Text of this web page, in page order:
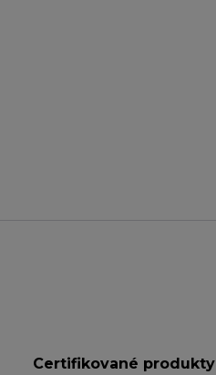
Certifikované produkty